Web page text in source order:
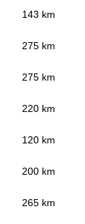
143 km
275 km
275 km
220 km
120 km
200 km
265 km